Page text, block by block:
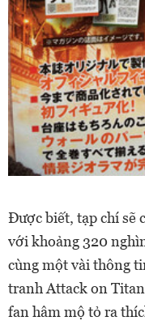
Được biết, tạp chí sẽ
với khoảng 320
cùng một vài thông
tranh Attack on
fan hâm mộ tỏ ra